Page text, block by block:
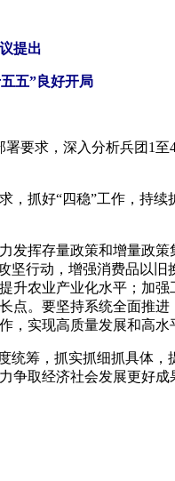
提出
五”良好开局
求，深入分析兵团1至
抓好“四稳”工作，持续
挥存量政策和增量政策
行动，增强消费品以
农业产业化水平；加
。要坚持系统全面推
实现高质量发展和高水
筹，抓实抓细抓具体，
争取经济社会发展更好成